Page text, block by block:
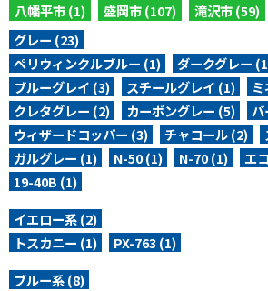
八幡平市 (1)
盛岡市 (107) 滝沢市 (59)
グレー (23)
ペリウィンクルブルー (1)
ダークグレー
ブルーグレイ (3)
スチールグレイ (1)
クレタグレー (2)
カーボングレー (5)
バ
ウィザードコッパー (3)
チャコール (2)
ガルグレー (1)
N-50 (1) N-70 (1)
エ
19-40B (1)
イエロー系 (2)
トスカニー (1)
PX-763 (1)
ブルー系 (8)